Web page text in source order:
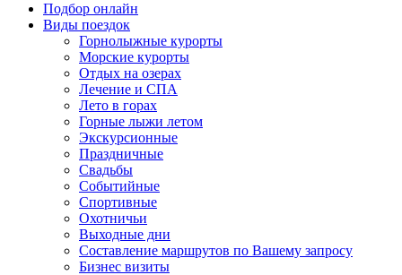
Подбор онлайн
Виды поездок
Горнолыжные курорты
Морские курорты
Отдых на озерах
Лечение и СПА
Лето в горах
Горные лыжи летом
Экскурсионные
Праздничные
Свадьбы
Событийные
Спортивные
Охотничьи
Выходные дни
Составление маршрутов по Вашему запросу
Бизнес визиты